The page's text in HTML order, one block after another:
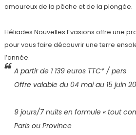
amoureux de la pêche et de la plongée.
Héliades Nouvelles Evasions offre une
pour vous faire découvrir une terre
l’année.
A partir de 1 139 euros TTC* / pers
Offre valable du 04 mai au 15 juin
9 jours/7 nuits en formule « tout
Paris ou Province